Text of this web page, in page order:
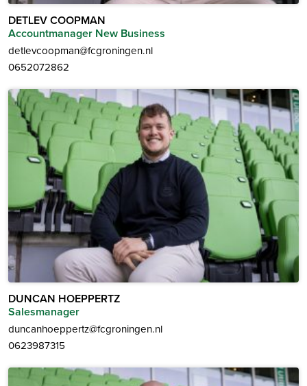
DETLEV COOPMAN
Accountmanager New Business
detlevcoopman@fcgroningen.nl
0652072862
DUNCAN HOEPPERTZ
Salesmanager
duncanhoeppertz@fcgroningen.nl
0623987315